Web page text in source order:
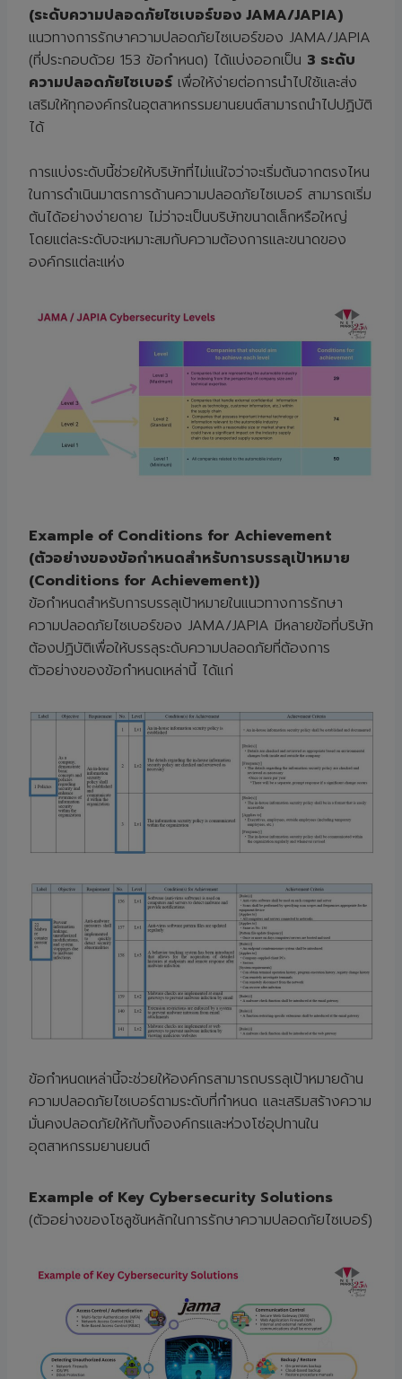
(ระดับความปลอดภัยไซเบอร์ของ JAMA/JAPIA)
แนวทางการรักษาความปลอดภัยไซเบอร์ของ JAMA/JAPIA
(ที่ประกอบด้วย 153 ข้อกำหนด) ได้แบ่งออกเป็น 3 ระดับ
ความปลอดภัยไซเบอร์เพื่อให้ง่ายต่อการนำไปใช้และส่ง
เสริมให้ทุกองค์กรในอุตสาหกรรมยานยนต์สามารถนำไปปฏิบัติ
ได้
การแบ่งระดับนี้ช่วยให้บริษัทที่ไม่แน่ใจว่าจะเริ่มต้นจากตรงไหน
ในการดำเนินมาตรการด้านความปลอดภัยไซเบอร์ สามารถเริ่ม
ต้นได้อย่างง่ายดาย ไม่ว่าจะเป็นบริษัทขนาดเล็กหรือใหญ่
โดยแต่ละระดับจะเหมาะสมกับความต้องการและขนาดของ
องค์กรแต่ละแห่ง
Example of Conditions for Achievement
(ตัวอย่างของข้อกำหนดสำหรับการบรรลุเป้าหมาย
(Conditions for Achievement))
ข้อกำหนดสำหรับการบรรลุเป้าหมายในแนวทางการรักษา
ความปลอดภัยไซเบอร์ของ JAMA/JAPIA มีหลายข้อที่บริษัท
ต้องปฏิบัติเพื่อให้บรรลุระดับความปลอดภัยที่ต้องการ
ตัวอย่างของข้อกำหนดเหล่านี้ ได้แก่
ข้อกำหนดเหล่านี้จะช่วยให้องค์กรสามารถบรรลุเป้าหมายด้าน
ความปลอดภัยไซเบอร์ตามระดับที่กำหนด และเสริมสร้างความ
มั่นคงปลอดภัยให้กับทั้งองค์กรและห่วงโซ่อุปทานใน
อุตสาหกรรมยานยนต์
Example of Key Cybersecurity Solutions
(ตัวอย่างของโซลูชันหลักในการรักษาความปลอดภัยไซเบอร์)